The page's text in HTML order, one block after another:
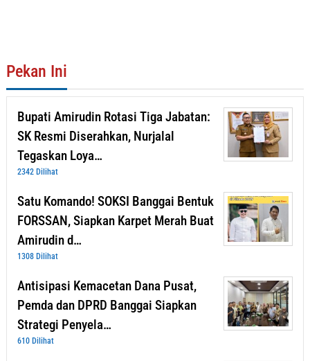
Pekan Ini
Bupati Amirudin Rotasi Tiga Jabatan:
SK Resmi Diserahkan, Nurjalal
Tegaskan Loya…
2342 Dilihat
Satu Komando! SOKSI Banggai Bentuk
FORSSAN, Siapkan Karpet Merah Buat
Amirudin d…
1308 Dilihat
Antisipasi Kemacetan Dana Pusat,
Pemda dan DPRD Banggai Siapkan
Strategi Penyela…
610 Dilihat